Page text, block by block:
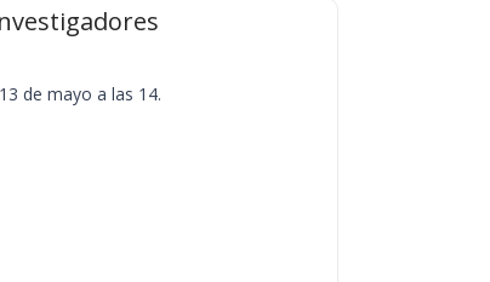
de mayo a las 14.